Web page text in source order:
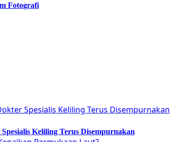
Fotografi
Keliling Terus Disempurnakan